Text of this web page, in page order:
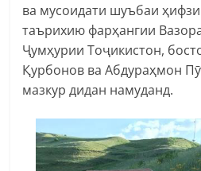
ва мусоидати шуъбаи
таърихию фарҳангии
Ҷумҳурии Тоҷикистон,
Қурбонов ва Абдураҳмон
мазкур дидан намуданд.